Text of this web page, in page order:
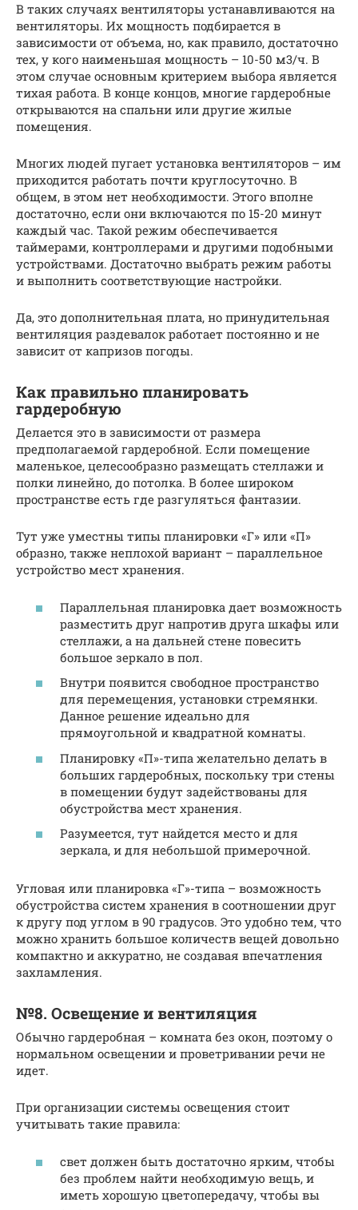
В таких случаях вентиляторы устанавливаются на
вентиляторы. Их мощность подбирается в
зависимости от объема, но, как правило, достаточно
тех, у кого наименьшая мощность – 10-50 м3/ч. В
этом случае основным критерием выбора является
тихая работа. В конце концов, многие гардеробные
открываются на спальни или другие жилые
помещения.
Многих людей пугает установка вентиляторов – им
приходится работать почти круглосуточно. В
общем, в этом нет необходимости. Этого вполне
достаточно, если они включаются по 15-20 минут
каждый час. Такой режим обеспечивается
таймерами, контроллерами и другими подобными
устройствами. Достаточно выбрать режим работы
и выполнить соответствующие настройки.
Да, это дополнительная плата, но принудительная
вентиляция раздевалок работает постоянно и не
зависит от капризов погоды.
Как правильно планировать
гардеробную
Делается это в зависимости от размера
предполагаемой гардеробной. Если помещение
маленькое, целесообразно размещать стеллажи и
полки линейно, до потолка. В более широком
пространстве есть где разгуляться фантазии.
Тут уже уместны типы планировки «Г» или «П»
образно, также неплохой вариант – параллельное
устройство мест хранения.
Параллельная планировка дает возможность
разместить друг напротив друга шкафы или
стеллажи, а на дальней стене повесить
большое зеркало в пол.
Внутри появится свободное пространство
для перемещения, установки стремянки.
Данное решение идеально для
прямоугольной и квадратной комнаты.
Планировку «П»-типа желательно делать в
больших гардеробных, поскольку три стены
в помещении будут задействованы для
обустройства мест хранения.
Разумеется, тут найдется место и для
зеркала, и для небольшой примерочной.
Угловая или планировка «Г»-типа – возможность
обустройства систем хранения в соотношении друг
к другу под углом в 90 градусов. Это удобно тем, что
можно хранить большое количеств вещей довольно
компактно и аккуратно, не создавая впечатления
захламления.
№8. Освещение и вентиляция
Обычно гардеробная – комната без окон, поэтому о
нормальном освещении и проветривании речи не
идет.
При организации системы освещения стоит
учитывать такие правила:
свет должен быть достаточно ярким, чтобы
без проблем найти необходимую вещь, и
иметь хорошую цветопередачу, чтобы вы